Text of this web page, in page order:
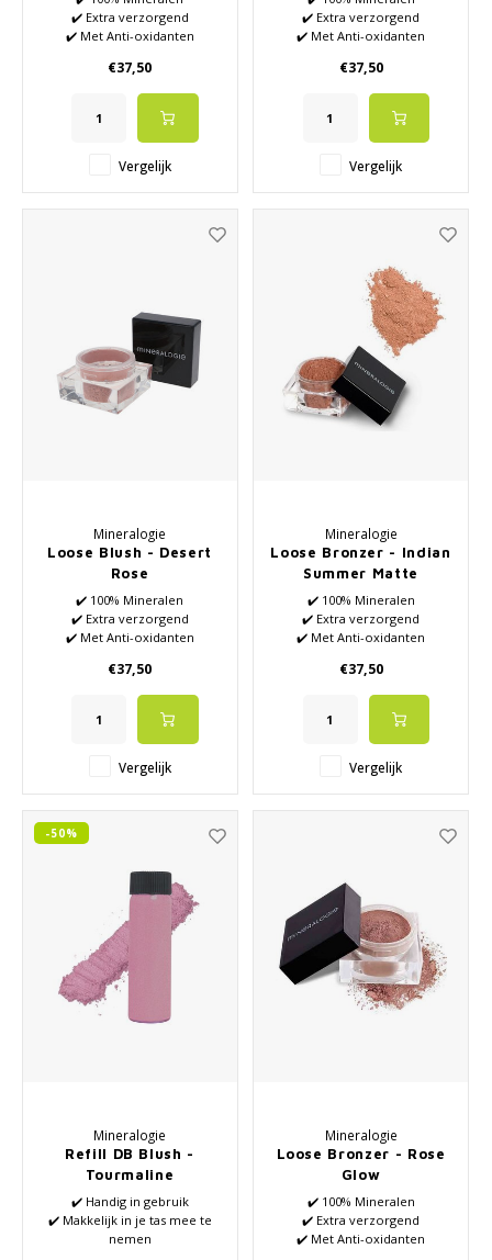
✔️ Extra verzorgend
✔️ Met Anti-oxidanten
✔️ Creëer elke gewenste look
of stemming
✔️ Matte blush
€37,50
Vergelijk
✔️ Extra verzorgend
✔️ Met Anti-oxidanten
✔️ Creëer elke gewenste look
of stemming
✔️ Matte blush
€37,50
Vergelijk
Mineralogie
Loose Blush - Desert
Rose
✔️ 100% Mineralen
✔️ Extra verzorgend
✔️ Met Anti-oxidanten
✔️ Creëer elke gewenste look
of stemming
✔️ Matte blush
€37,50
Vergelijk
Mineralogie
Loose Bronzer - Indian
Summer Matte
Bronzer
✔️ 100% Mineralen
✔️ Extra verzorgend
✔️ Met Anti-oxidanten
✔️ Creëer elke gewenste look
of stemming
€37,50
Vergelijk
-50%
Mineralogie
Refill DB Blush -
Tourmaline
✔️ Handig in gebruik
✔️ Makkelijk in je tas mee te
nemen
Mineralogie
Loose Bronzer - Rose
Glow
✔️ 100% Mineralen
✔️ Extra verzorgend
✔️ Met Anti-oxidanten